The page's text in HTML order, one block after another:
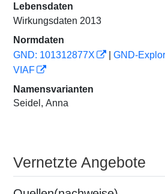
Lebensdaten
Wirkungsdaten 2013
Normdaten
GND: 101312877X
GND-
VIAF
Namensvarianten
Seidel, Anna
Vernetzte Angebote